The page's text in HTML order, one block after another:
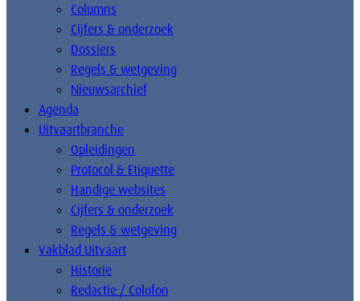
Columns
Cijfers & onderzoek
Dossiers
Regels & wetgeving
Nieuwsarchief
Agenda
Uitvaartbranche
Opleidingen
Protocol & Etiquette
Handige websites
Cijfers & onderzoek
Regels & wetgeving
Vakblad Uitvaart
Historie
Redactie / Colofon